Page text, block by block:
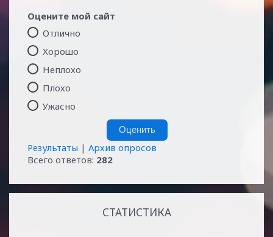
Оцените мой сайт
Отлично
Хорошо
Неплохо
Плохо
Ужасно
Результаты | Архив опросов
Всего ответов: 282
СТАТИСТИКА